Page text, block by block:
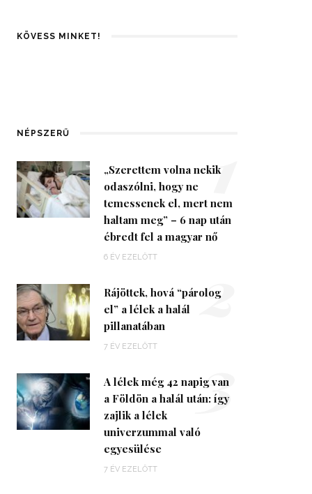
KÖVESS MINKET!
NÉPSZERŰ
„Szerettem volna nekik
odaszólni, hogy ne
temessenek el, mert nem
haltam meg” – 6 nap után
ébredt fel a magyar nő
6 ÉV EZELŐTT
1
Rájöttek, hová “párolog
el” a lélek a halál
pillanatában
7 ÉV EZELŐTT
2
A lélek még 42 napig van
a Földön a halál után: így
zajlik a lélek
univerzummal való
egyesülése
7 ÉV EZELŐTT
3